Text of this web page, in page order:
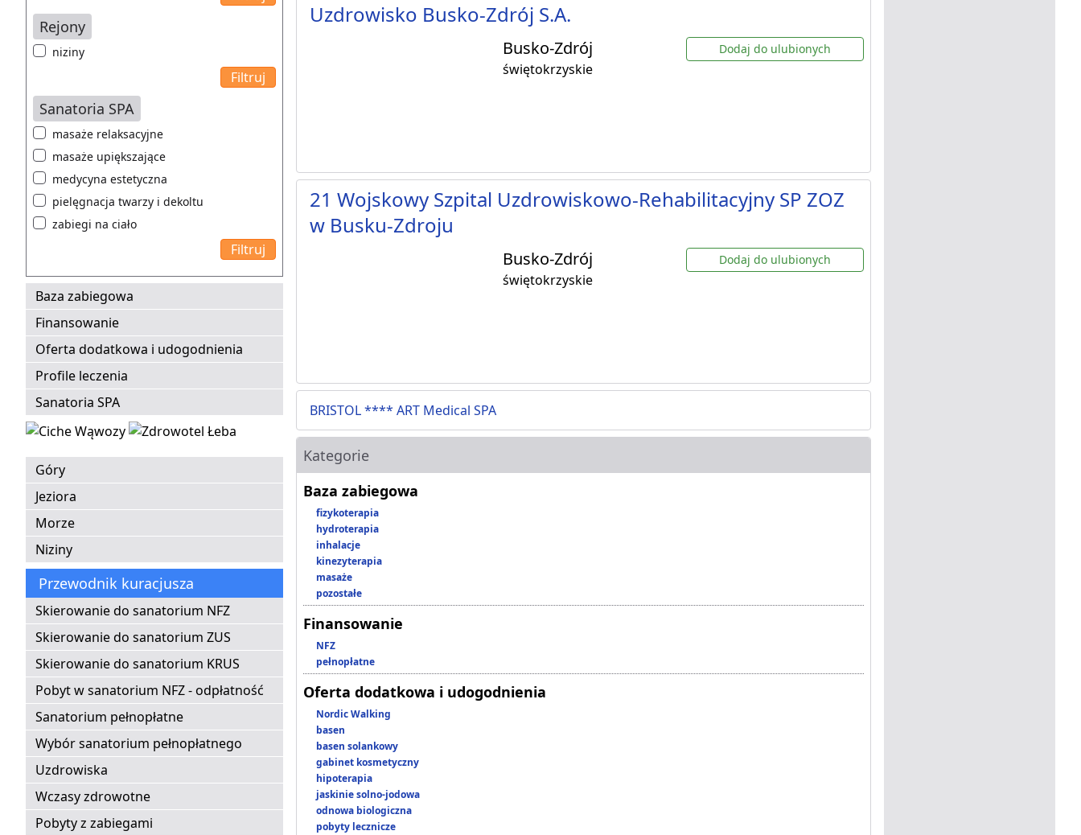
Rejony
niziny
Sanatoria SPA
masaże relaksacyjne
masaże upiększające
medycyna estetyczna
pielęgnacja twarzy i dekoltu
zabiegi na ciało
Baza zabiegowa
Finansowanie
Oferta dodatkowa i udogodnienia
Profile leczenia
Sanatoria SPA
Góry
Jeziora
Morze
Niziny
Przewodnik kuracjusza
Skierowanie do sanatorium NFZ
Skierowanie do sanatorium ZUS
Skierowanie do sanatorium KRUS
Pobyt w sanatorium NFZ - odpłatność
Sanatorium pełnopłatne
Wybór sanatorium pełnopłatnego
Uzdrowiska
Wczasy zdrowotne
Pobyty z zabiegami
Uzdrowisko Busko-Zdrój S.A.
Busko-Zdrój
świętokrzyskie
Dodaj do ulubionych
21 Wojskowy Szpital Uzdrowiskowo-Rehabilitacyjny SP ZOZ
w Busku-Zdroju
Busko-Zdrój
świętokrzyskie
Dodaj do ulubionych
BRISTOL **** ART Medical SPA
Kategorie
Baza zabiegowa
fizykoterapia
hydroterapia
inhalacje
kinezyterapia
masaże
pozostałe
Finansowanie
NFZ
pełnopłatne
Oferta dodatkowa i udogodnienia
Nordic Walking
basen
basen solankowy
gabinet kosmetyczny
hipoterapia
jaskinie solno-jodowa
odnowa biologiczna
pobyty lecznicze